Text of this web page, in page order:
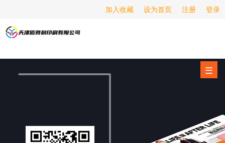
登录
注册
设为首页
加入收藏
☰
海报印刷
服务项目
新闻动态